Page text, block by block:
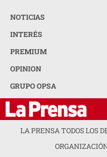
NOTICIAS
INTERÉS
PREMIUM
OPINION
GRUPO OPSA
LA PRENSA TODOS LOS